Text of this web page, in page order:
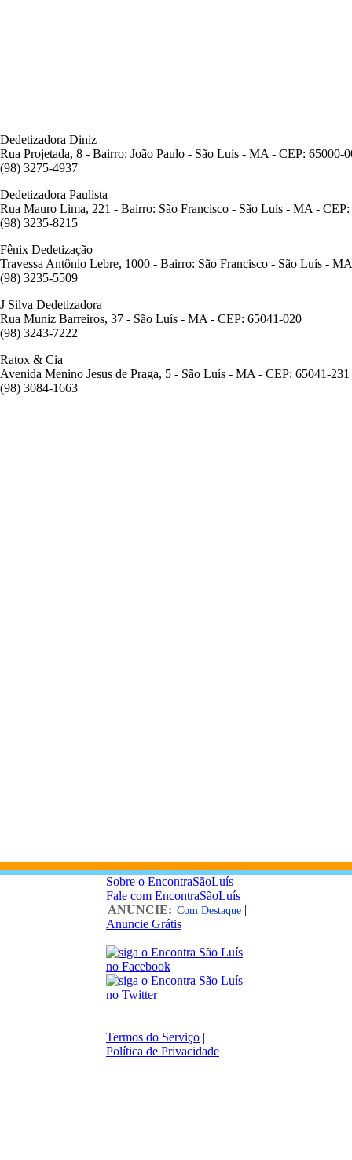
Dedetizadora Diniz
Rua Projetada, 8 - Bairro: João Paulo - São Luís - MA - CEP: 65000-
(98) 3275-4937
Dedetizadora Paulista
Rua Mauro Lima, 221 - Bairro: São Francisco - São Luís - MA -
(98) 3235-8215
Fênix Dedetização
Travessa Antônio Lebre, 1000 - Bairro: São Francisco - São Luís -
(98) 3235-5509
J Silva Dedetizadora
Rua Muniz Barreiros, 37 - São Luís - MA - CEP: 65041-020
(98) 3243-7222
Ratox & Cia
Avenida Menino Jesus de Praga, 5 - São Luís - MA - CEP: 65041-231
(98) 3084-1663
Sobre o EncontraSãoLuís
Fale com EncontraSãoLuís
ANUNCIE: Com Destaque |
Anuncie Grátis
Termos do Serviço |
Política de Privacidade